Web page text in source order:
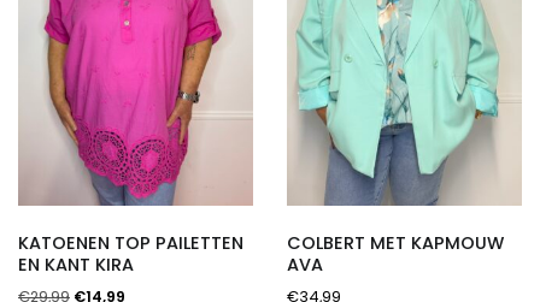
KATOENEN TOP PAILETTEN
EN KANT KIRA
€29,99 Oorspronkelijke
€14,99
COLBERT MET KAPMOUW
AVA
€34,99